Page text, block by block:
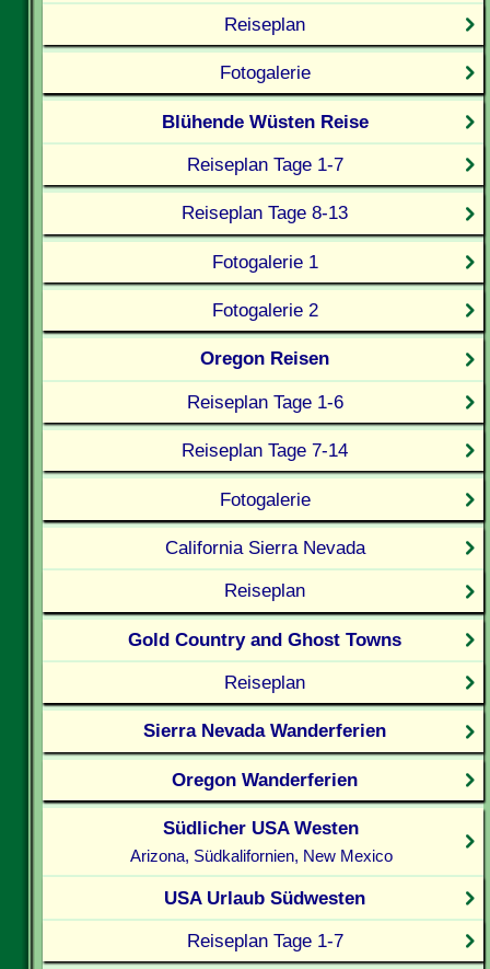
Reiseplan
Fotogalerie
Blühende Wüsten Reise
Reiseplan Tage 1-7
Reiseplan Tage 8-13
Fotogalerie 1
Fotogalerie 2
Oregon Reisen
Reiseplan Tage 1-6
Reiseplan Tage 7-14
Fotogalerie
California Sierra Nevada
Reiseplan
Gold Country and Ghost Towns
Reiseplan
Sierra Nevada Wanderferien
Oregon Wanderferien
Südlicher USA Westen
Arizona, Südkalifornien, New Mexico
USA Urlaub Südwesten
Reiseplan Tage 1-7